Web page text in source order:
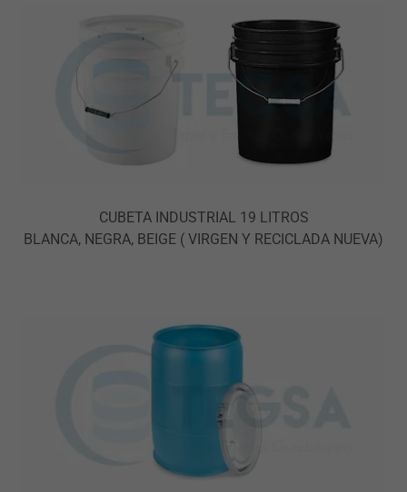
CUBETA INDUSTRIAL 19 LITROS
BLANCA, NEGRA, BEIGE ( VIRGEN Y RECICLADA NUEVA)